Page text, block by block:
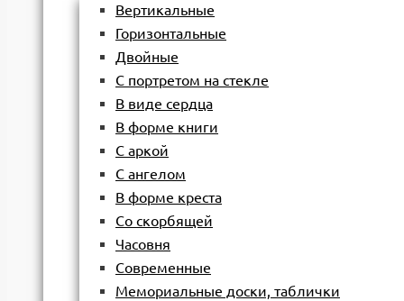
Вертикальные
Горизонтальные
Двойные
С портретом на стекле
В виде сердца
В форме книги
С аркой
С ангелом
В форме креста
Со скорбящей
Часовня
Современные
Мемориальные доски, таблички